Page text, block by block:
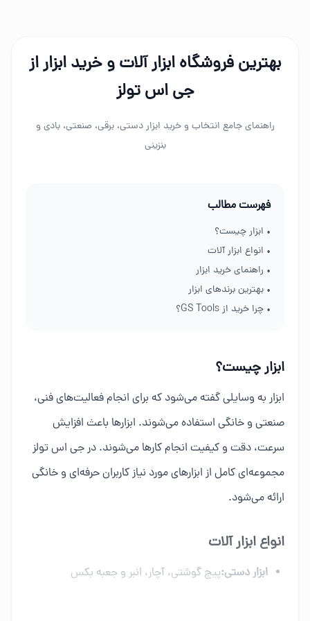
بهترین فروشگاه ابزار آلات و خرید ابزار از
جی اس تولز
راهنمای جامع انتخاب و خرید ابزار دستی، برقی، صنعتی، بادی و
بنزینی
فهرست مطالب
• ابزار چیست؟
• انواع ابزار آلات
• راهنمای خرید ابزار
• بهترین برندهای ابزار
• چرا خرید از GS Tools؟
ابزار چیست؟
ابزار به وسایلی گفته می‌شود که برای انجام فعالیت‌های فنی،
صنعتی و خانگی استفاده می‌شوند. ابزارها باعث افزایش
سرعت، دقت و کیفیت انجام کارها می‌شوند. در جی اس تولز
مجموعه‌ای کامل از ابزارهای مورد نیاز کاربران حرفه‌ای و خانگی
ارائه می‌شود.
انواع ابزار آلات
ابزار دستی:پیچ گوشتی، آچار، انبر و جعبه بکس